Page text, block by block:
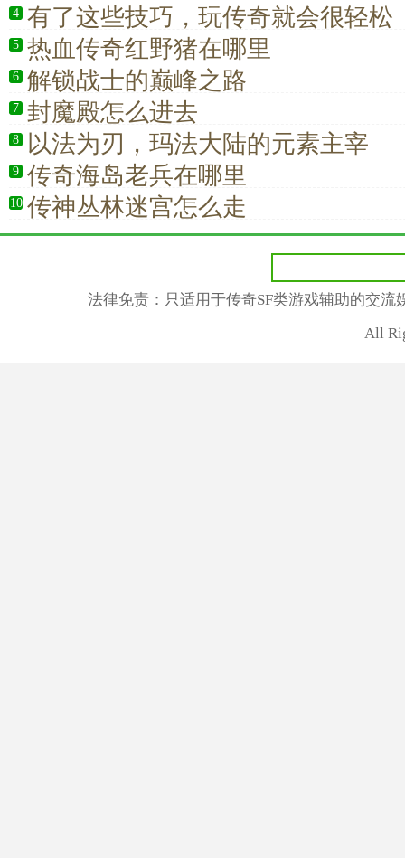
4 有了这些技巧，玩传奇就会很轻松
5 热血传奇红野猪在哪里
6 解锁战士的巅峰之路
7 封魔殿怎么进去
8 以法为刃，玛法大陆的元素主宰
9 传奇海岛老兵在哪里
10 传神丛林迷宫怎么走
法律免责：只适用于传奇SF类游戏辅助的交
All